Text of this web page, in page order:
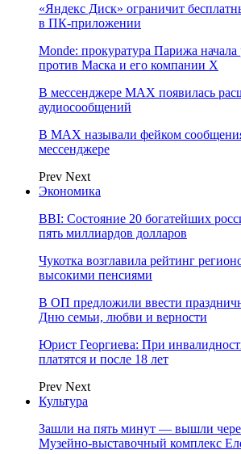
«Яндекс Диск» ограничит
в ПК-приложении
Monde: прокуратура Парижа начала
против Маска и его компании X
В мессенджере MAX появилась
аудиосообщений
В МAX называли фейком
мессенджере
Prev Next
Экономика
BBI: Состояние 20 богатейших
пять миллиардов долларов
Чукотка возглавила рейтинг
высокими пенсиями
В ОП предложили ввести
Дню семьи, любви и верности
Юрист Георгиева: При
платятся и после 18 лет
Prev Next
Культура
Зашли на пять минут — вышли
Музейно-выставочный комплекс